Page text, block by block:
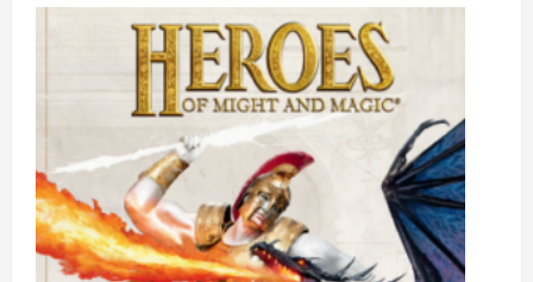
Galactus
kostium.
Serio.